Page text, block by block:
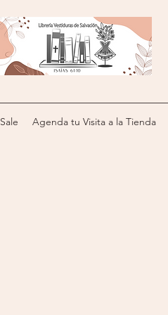
Sale Agenda tu Visita a la Tienda